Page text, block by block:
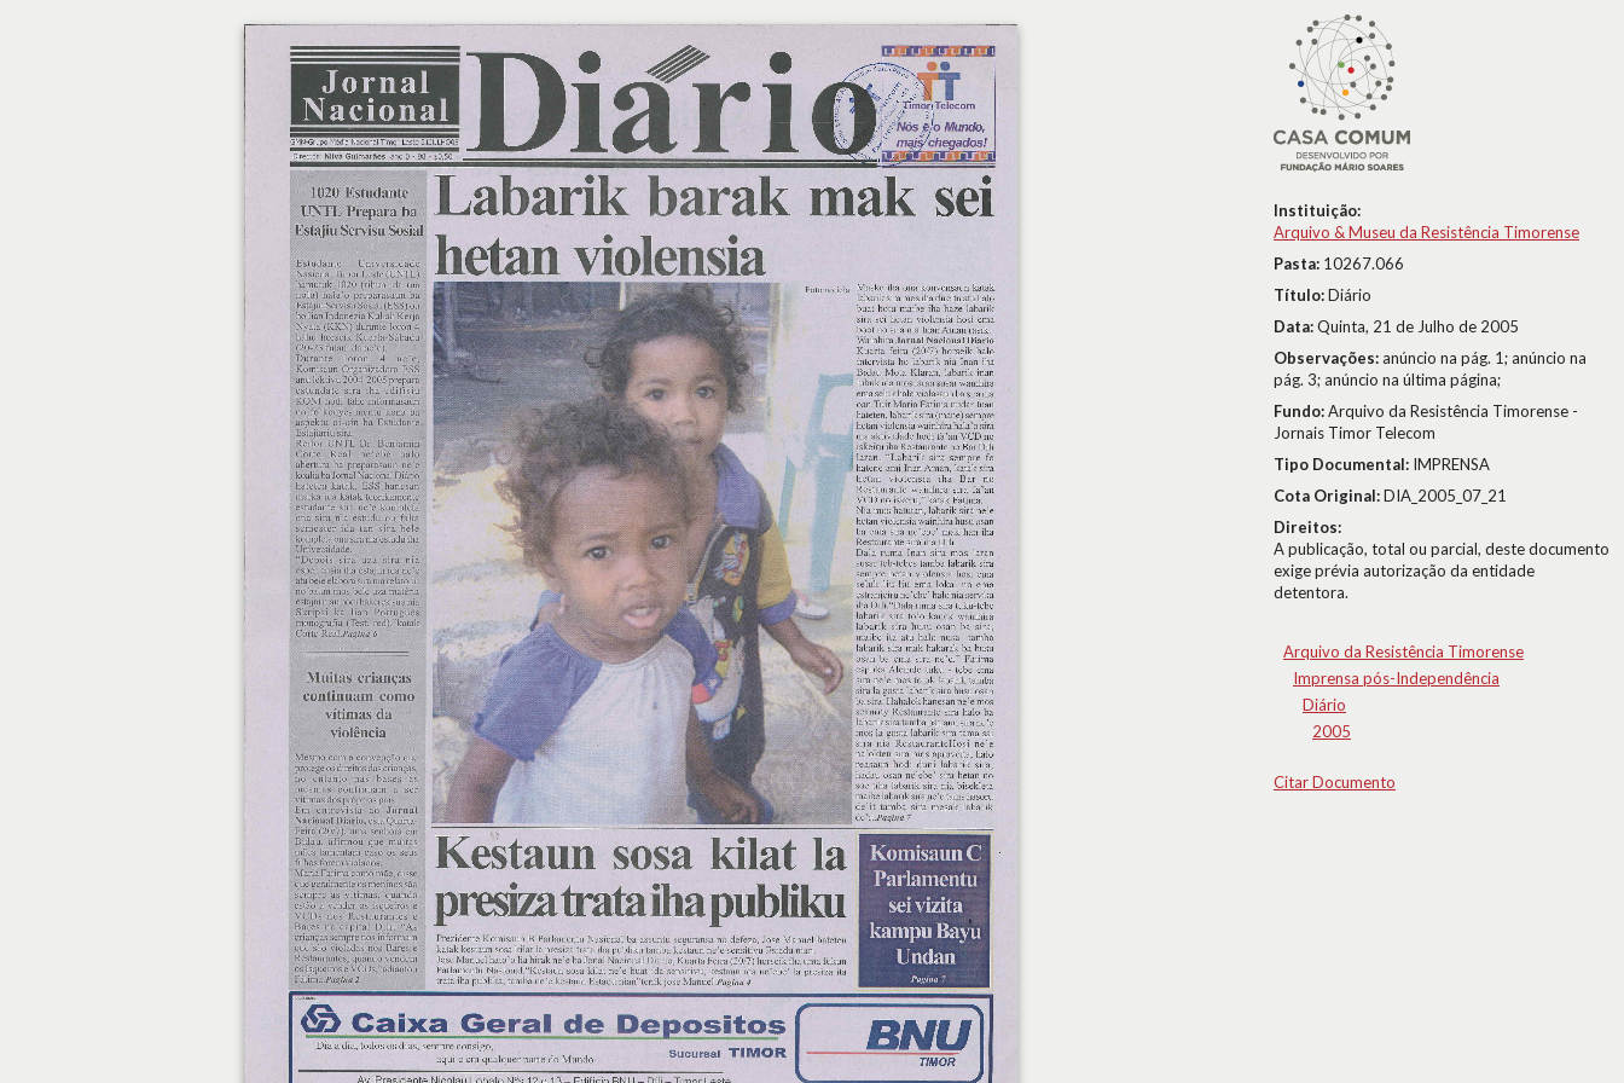
Instituição:
Arquivo & Museu da Resistência Timorense
Pasta: 10267.066
Título:Diário
Data:Quinta, 21 de Julho de 2005
Observações:anúncio na pág. 1; anúncio na
pág. 3; anúncio na última página;
Fundo:Arquivo da Resistência Timorense -
Jornais Timor Telecom
Tipo Documental: IMPRENSA
Cota Original:DIA_2005_07_21
Direitos:
A publicação, total ou parcial, deste documento
exige prévia autorização da entidade
detentora.
Arquivo da Resistência Timorense
Imprensa pós-Independência
Diário
2005
Citar Documento